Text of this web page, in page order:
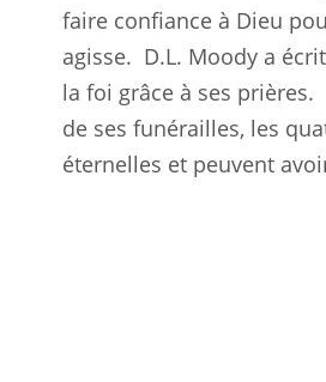
faire confiance à Dieu
agisse. D.L. Moody a
la foi grâce à ses prières.
de ses funérailles, les
éternelles et peuvent